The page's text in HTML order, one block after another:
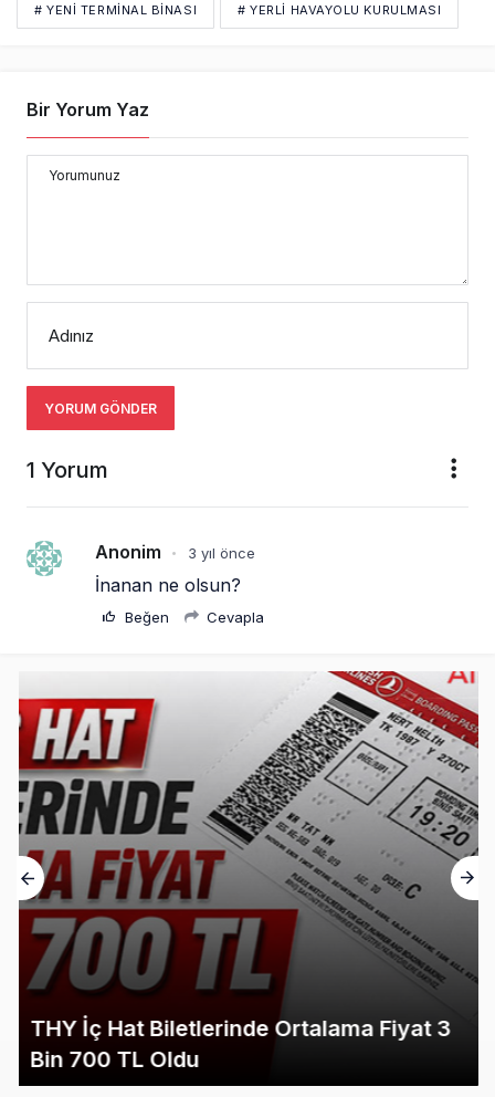
# YENI TERMINAL BINASI # YERLI HAVAYOLU KURULMASI
Bir Yorum Yaz
Yorumunuz
Adınız
YORUM GÖNDER
1 Yorum
Anonim • 3 yıl önce
İnanan ne olsun?
Beğen Cevapla
THY İç Hat Biletlerinde Ortalama Fiyat 3
Bin 700 TL Oldu